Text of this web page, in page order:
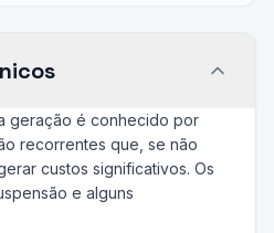
geração é conhecido por
recorrentes que, se não
custos significativos. Os
e alguns